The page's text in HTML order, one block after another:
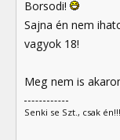
Borsodi!
Sajna én nem
vagyok 18!
Meg nem is
Senki se Szt., csak